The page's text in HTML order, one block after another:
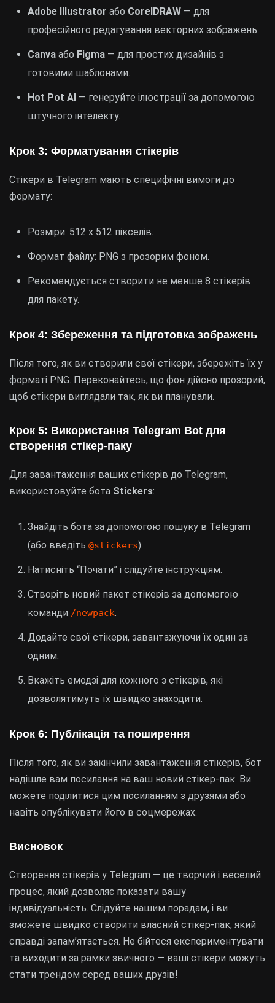
Adobe Illustrator або CorelDRAW — для
професійного редагування векторних зображень.
Canva або Figma — для простих дизайнів з
готовими шаблонами.
Hot Pot AI — генеруйте ілюстрації за допомогою
штучного інтелекту.
Крок 3: Форматування стікерів
Стікери в Telegram мають специфічні вимоги до
формату:
Розміри: 512 x 512 пікселів.
Формат файлу: PNG з прозорим фоном.
Рекомендується створити не менше 8 стікерів
для пакету.
Крок 4: Збереження та підготовка зображень
Після того, як ви створили свої стікери, збережіть їх у
форматі PNG. Переконайтесь, що фон дійсно прозорий,
щоб стікери виглядали так, як ви планували.
Крок 5: Використання Telegram Bot для
створення стікер-паку
Для завантаження ваших стікерів до Telegram,
використовуйте бота Stickers:
Знайдіть бота за допомогою пошуку в Telegram
(або введіть @stickers).
Натисніть “Почати” і слідуйте інструкціям.
Створіть новий пакет стікерів за допомогою
команди /newpack.
Додайте свої стікери, завантажуючи їх один за
одним.
Вкажіть емодзі для кожного з стікерів, які
дозволятимуть їх швидко знаходити.
Крок 6: Публікація та поширення
Після того, як ви закінчили завантаження стікерів, бот
надішле вам посилання на ваш новий стікер-пак. Ви
можете поділитися цим посиланням з друзями або
навіть опублікувати його в соцмережах.
Висновок
Створення стікерів у Telegram — це творчий і веселий
процес, який дозволяє показати вашу
індивідуальність. Слідуйте нашим порадам, і ви
зможете швидко створити власний стікер-пак, який
справді запам’ятається. Не бійтеся експериментувати
та виходити за рамки звичного — ваші стікери можуть
стати трендом серед ваших друзів!